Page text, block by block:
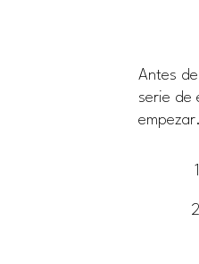
Antes
serie de
empezar.